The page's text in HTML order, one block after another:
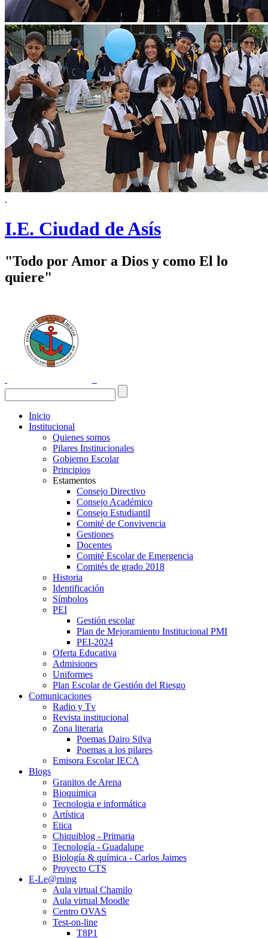
.
I.E. Ciudad de Asís
"Todo por Amor a Dios y como El lo
quiere"
Inicio
Institucional
Quienes somos
Pilares Institucionales
Gobierno Escolar
Principios
Estamentos
Consejo Directivo
Consejo Académico
Consejo Estudiantil
Comité de Convivencia
Gestiones
Docentes
Comité Escolar de Emergencia
Comités de grado 2018
Historia
Identificación
Símbolos
PEI
Gestión escolar
Plan de Mejoramiento Institucional PMI
PEI-2024
Oferta Educativa
Admisiones
Uniformes
Plan Escolar de Gestión del Riesgo
Comunicaciones
Radio y Tv
Revista institucional
Zona literaria
Poemas Dairo Silva
Poemas a los pilares
Emisora Escolar IECA
Blogs
Granitos de Arena
Bioquimica
Tecnologia e informática
Artística
Etica
Chiquiblog - Primaria
Tecnología - Guadalupe
Biología & química - Carlos Jaimes
Proyecto CTS
E-Le@rning
Aula virtual Chamilo
Aula virtual Moodle
Centro OVAS
Test-on-line
T8P1